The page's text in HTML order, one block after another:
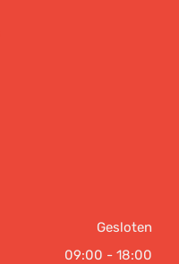
Gesloten
09:00 - 18:00